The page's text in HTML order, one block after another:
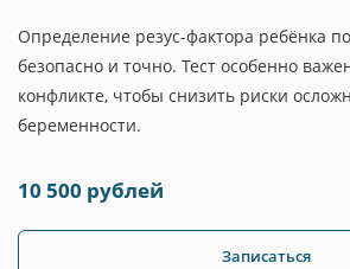
Определение резус-фактора ребёнка
безопасно и точно. Тест особенно
конфликте, чтобы снизить риски
беременности.
10 500 рублей
Записаться